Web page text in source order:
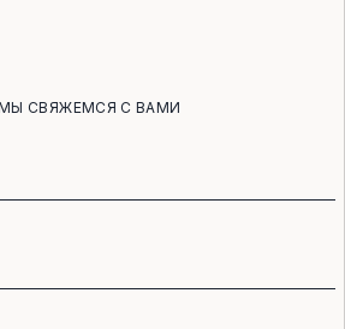
СВЯЖЕМСЯ С ВАМИ